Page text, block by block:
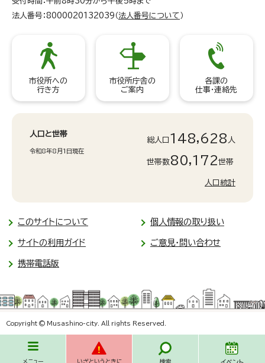
メニュー いざというときに 検索
法人番号：8000020132039（ 法人番号について ）
市役所への
行き方
市役所庁舎の
ご案内
各課の
仕事・連絡先
人口と世帯
令和8年8月1日現在
総人口 148,628 人
世帯数80,172世帯
人口統計
このサイトについて 個人情報の取り扱い
サイトの利用ガイド ご意見・問い合わせ
携帯電話版
Copyright © Musashino-city. All rights Reserved.